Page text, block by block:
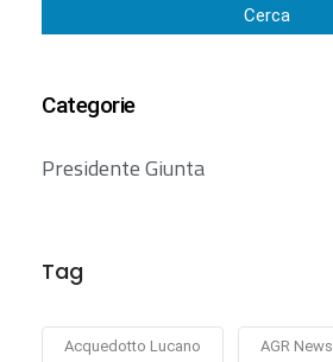
Cerca
Categorie
Presidente Giunta
Tag
Acquedotto Lucano AGR News